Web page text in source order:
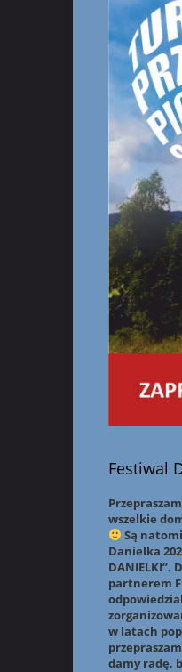
Festiwal
wszelkie
Są
Danielka
DANIELKI”.
partnerem
w latach
damy radę,